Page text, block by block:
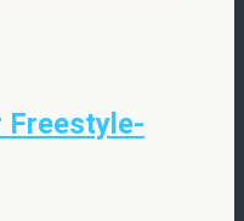
Freestyle-